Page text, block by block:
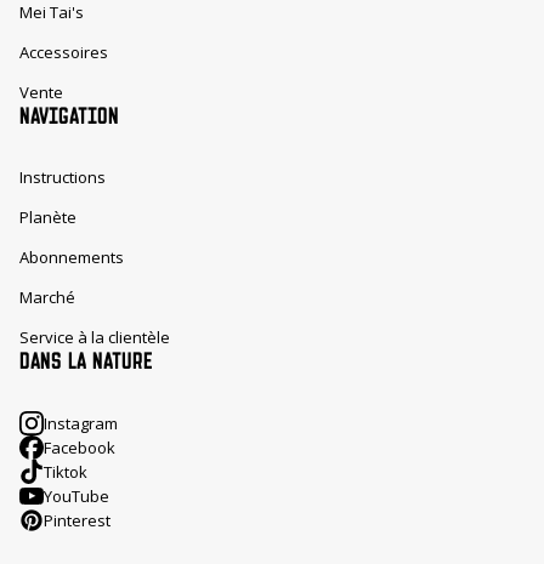
Mei Tai's
Accessoires
Vente
NAVIGATION
Instructions
Planète
Abonnements
Marché
Service à la clientèle
DANS LA NATURE
Instagram
Facebook
Tiktok
YouTube
Pinterest